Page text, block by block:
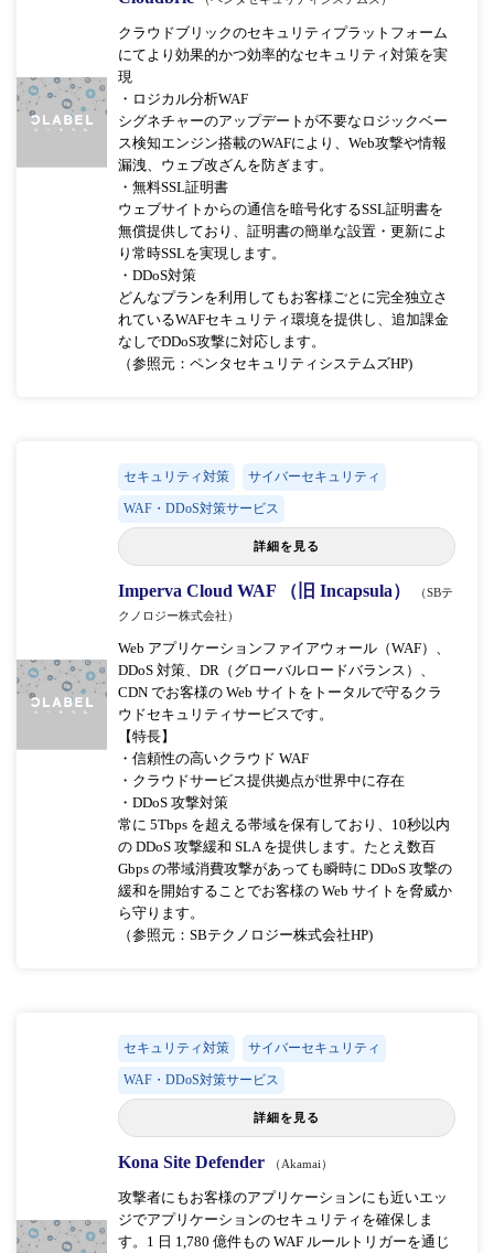
クラウドブリックのセキュリティプラットフォーム
にてより効果的かつ効率的なセキュリティ対策を実
現
・ロジカル分析WAF
シグネチャーのアップデートが不要なロジックベー
ス検知エンジン搭載のWAFにより、Web攻撃や情報
漏洩、ウェブ改ざんを防ぎます。
・無料SSL証明書
ウェブサイトからの通信を暗号化するSSL証明書を
無償提供しており、証明書の簡単な設置・更新によ
り常時SSLを実現します。
・DDoS対策
どんなプランを利用してもお客様ごとに完全独立さ
れているWAFセキュリティ環境を提供し、追加課金
なしでDDoS攻撃に対応します。
（参照元：ペンタセキュリティシステムズHP)
セキュリティ対策 サイバーセキュリティ
WAF・DDoS対策サービス
詳細を見る
Imperva Cloud WAF （旧 Incapsula）
（SBテ
クノロジー株式会社）
Web アプリケーションファイアウォール（WAF）、
DDoS 対策、DR（グローバルロードバランス）、
CDN でお客様の Web サイトをトータルで守るクラ
ウドセキュリティサービスです。
【特長】
・信頼性の高いクラウド WAF
・クラウドサービス提供拠点が世界中に存在
・DDoS 攻撃対策
常に 5Tbps を超える帯域を保有しており、10秒以内
の DDoS 攻撃緩和 SLA を提供します。たとえ数百
Gbps の帯域消費攻撃があっても瞬時に DDoS 攻撃の
緩和を開始することでお客様の Web サイトを脅威か
ら守ります。
（参照元：SBテクノロジー株式会社HP)
セキュリティ対策 サイバーセキュリティ
WAF・DDoS対策サービス
詳細を見る
Kona Site Defender （Akamai）
攻撃者にもお客様のアプリケーションにも近いエッ
ジでアプリケーションのセキュリティを確保しま
す。1 日 1,780 億件もの WAF ルールトリガーを通じ